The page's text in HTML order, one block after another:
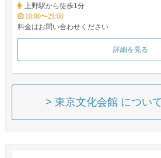
上野駅から徒歩1分
10:00〜21:00
料金はお問い合わせください
詳細を見る
> 東京文化会館 につい